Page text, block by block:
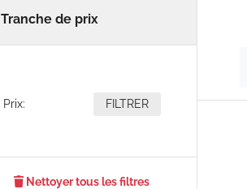
Tranche de prix
Prix: FILTRER
Nettoyer tous les filtres